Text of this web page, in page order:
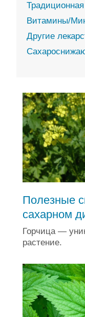
Витамины/
Другие
Полезные
сахарном
Горчица —
растение.